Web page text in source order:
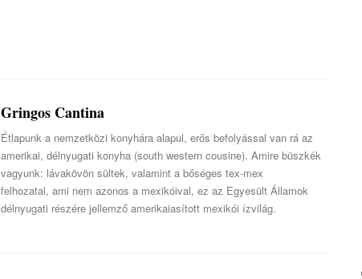
Gringos Cantina
Étlapunk a nemzetközi konyhára alapul, erős befolyással van rá az
amerikai, délnyugati konyha (south western cousine). Amire büszkék
vagyunk: lávakövön sültek, valamint a bőséges tex-mex
felhozatal, ami nem azonos a mexikóival, ez az Egyesült Államok
délnyugati részére jellemző amerikaiasított mexikói ízvilág.